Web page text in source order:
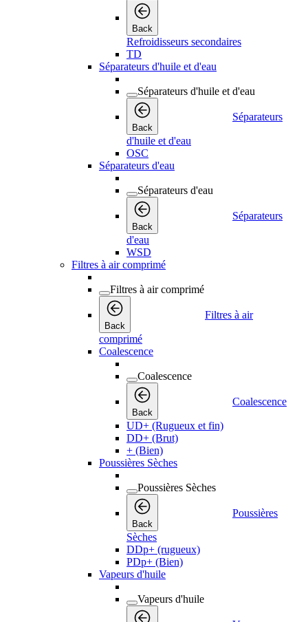
Back
Refroidisseurs secondaires
TD
Séparateurs d'huile et d'eau
Séparateurs d'huile et d'eau
Back
Séparateurs
d'huile et d'eau
OSC
Séparateurs d'eau
Séparateurs d'eau
Back
Séparateurs
d'eau
WSD
Filtres à air comprimé
Filtres à air comprimé
Back
Filtres à air
comprimé
Coalescence
Coalescence
Back
Coalescence
UD+ (Rugueux et fin)
DD+ (Brut)
+ (Bien)
Poussières Sèches
Poussières Sèches
Back
Poussières
Sèches
DDp+ (rugueux)
PDp+ (Bien)
Vapeurs d'huile
Vapeurs d'huile